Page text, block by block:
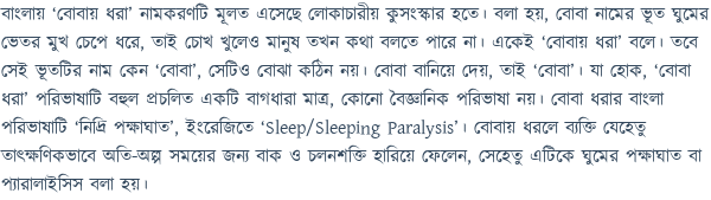
বাংলায় ‘বোবায় ধরা’ নামকরণটি মূলত এসেছে লোকাচারীয় কুসংস্কার হতে। বলা হয়, বোবা নামের ভূত ঘুমের
ভেতর মুখ চেপে ধরে, তাই চোখ খুলেও মানুষ তখন কথা বলতে পারে না। একেই ‘বোবায় ধরা’ বলে। তবে
সেই ভূতটির নাম কেন ‘বোবা’, সেটিও বোঝা কঠিন নয়। বোবা বানিয়ে দেয়, তাই ‘বোবা’। যা হোক, ‘বোবা
ধরা’ পরিভাষাটি বহুল প্রচলিত একটি বাগধারা মাত্র, কোনো বৈজ্ঞানিক পরিভাষা নয়। বোবা ধরার বাংলা
পরিভাষাটি ‘নিদ্রি পক্ষাঘাত’, ইংরেজিতে ‘Sleep/Sleeping Paralysis’। বোবায় ধরলে ব্যক্তি যেহেতু
তাৎক্ষণিকভাবে অতি-অল্প সময়ের জন্য বাক ও চলনশক্তি হারিয়ে ফেলেন, সেহেতু এটিকে ঘুমের পক্ষাঘাত বা
প্যারালাইসিস বলা হয়।